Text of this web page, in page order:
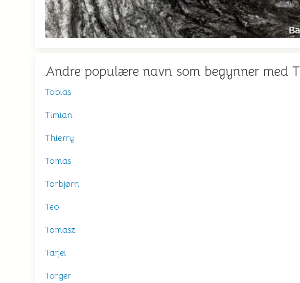
Andre populære navn som begynner med T
Tobias
Timian
Thierry
Tomas
Torbjørn
Teo
Tomasz
Tarjei
Torger